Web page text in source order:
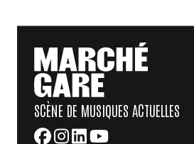
SCÈNE DE MUSIQUES ACTUELLES